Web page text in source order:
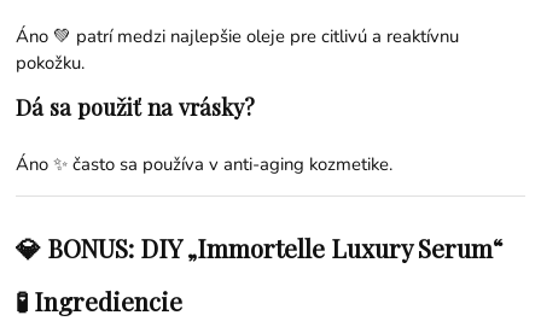
Áno 💚 patrí medzi najlepšie oleje pre citlivú a reaktívnu
pokožku.
Dá sa použiť na vrásky?
Áno ✨ často sa používa v anti-aging kozmetike.
💎 BONUS: DIY „Immortelle Luxury Serum“
🧪 Ingrediencie